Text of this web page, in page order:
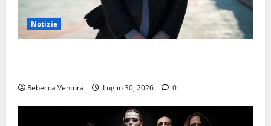
Notizie
Rebecca Ventura Luglio 30, 2026 0